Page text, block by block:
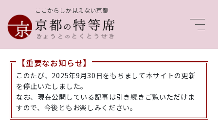
ここからしか見えない京都
【重要なお知らせ】
このたび、2025年9月30日をもちまして本サイトの更新
を停止いたしました。
なお、現在公開している記事は引き続きご覧いただけま
すので、今後ともお楽しみください。